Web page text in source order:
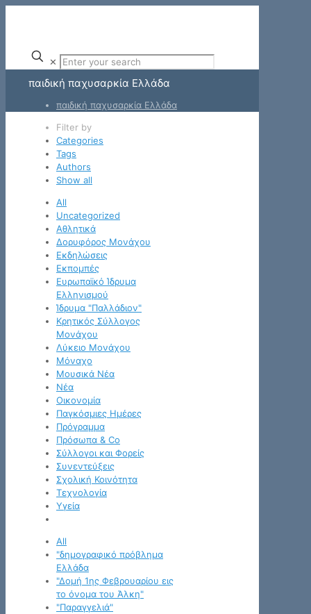
✕
παιδική παχυσαρκία Ελλάδα
παιδική παχυσαρκία Ελλάδα
Filter by
Categories
Tags
Authors
Show all
All
Uncategorized
Αθλητικά
Δορυφόρος Μονάχου
Εκδηλώσεις
Εκπομπές
Ευρωπαϊκό Ίδρυμα
Ελληνισμού
Ίδρυμα "Παλλάδιον"
Κρητικός Σύλλογος
Μονάχου
Λύκειο Μονάχου
Μόναχο
Μουσικά Νέα
Νέα
Οικονομία
Παγκόσμιες Ημέρες
Πρόγραμμα
Πρόσωπα & Co
Σύλλογοι και Φορείς
Συνεντεύξεις
Σχολική Κοινότητα
Τεχνολογία
Υγεία
All
"δημογραφικό πρόβλημα
Ελλάδα
"Δομή 1ης Φεβρουαρίου εις
το όνομα του Άλκη"
"Παραγγελιά"